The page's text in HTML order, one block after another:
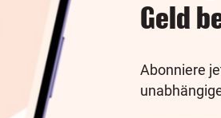
Geld
Abonniere